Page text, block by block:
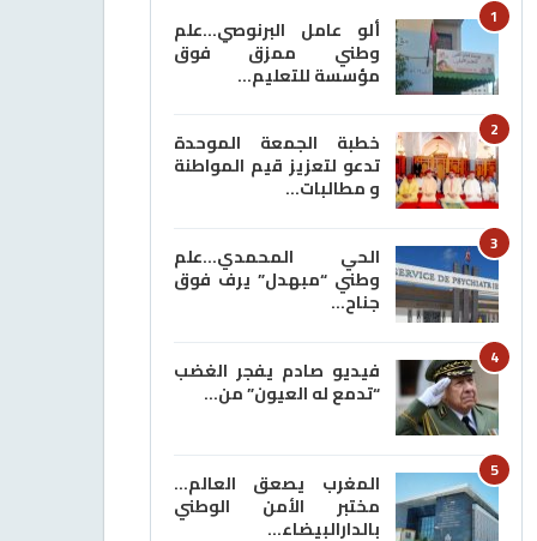
1 ألو عامل البرنوصي…علم
وطني ممزق فوق
مؤسسة للتعليم…
2 خطبة الجمعة الموحدة
تدعو لتعزيز قيم المواطنة
و مطالبات…
3 الحي المحمدي…علم
وطني “مبهدل” يرف فوق
جناح…
4 فيديو صادم يفجر الغضب
“تدمع له العيون” من…
5 المغرب يصعق العالم…
مختبر الأمن الوطني
بالدارالبيضاء…